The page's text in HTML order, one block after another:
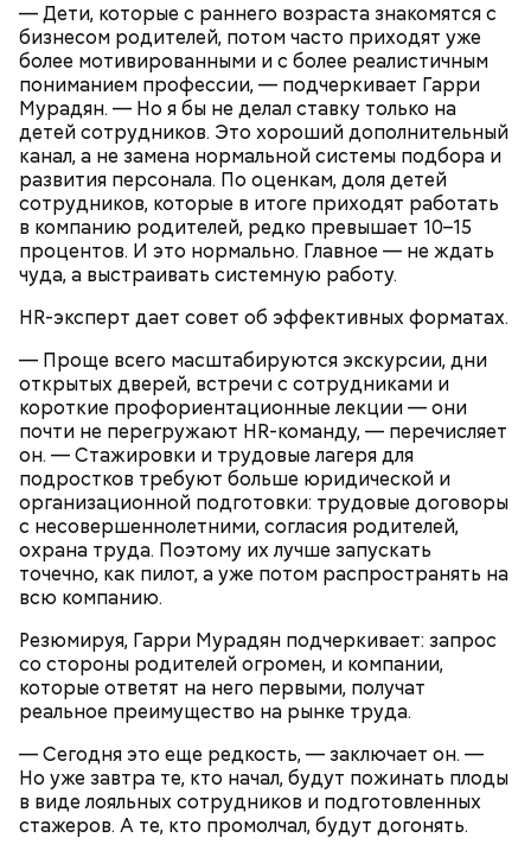
— Дети, которые с раннего возраста знакомятся с
бизнесом родителей, потом часто приходят уже
более мотивированными и с более реалистичным
пониманием профессии, — подчеркивает Гарри
Мурадян. — Но я бы не делал ставку только на
детей сотрудников. Это хороший дополнительный
канал, а не замена нормальной системы подбора и
развития персонала. По оценкам, доля детей
сотрудников, которые в итоге приходят работать
в компанию родителей, редко превышает 10–15
процентов. И это нормально. Главное — не ждать
чуда, а выстраивать системную работу.
HR-эксперт дает совет об эффективных форматах.
— Проще всего масштабируются экскурсии, дни
открытых дверей, встречи с сотрудниками и
короткие профориентационные лекции — они
почти не перегружают HR-команду, — перечисляет
он. — Стажировки и трудовые лагеря для
подростков требуют больше юридической и
организационной подготовки: трудовые договоры
с несовершеннолетними, согласия родителей,
охрана труда. Поэтому их лучше запускать
точечно, как пилот, а уже потом распространять на
всю компанию.
Резюмируя, Гарри Мурадян подчеркивает: запрос
со стороны родителей огромен, и компании,
которые ответят на него первыми, получат
реальное преимущество на рынке труда.
— Сегодня это еще редкость, — заключает он. —
Но уже завтра те, кто начал, будут пожинать плоды
в виде лояльных сотрудников и подготовленных
стажеров. А те, кто промолчал, будут догонять.
на тонкие слайсы и обжарить его на разогретой
сковороде с оливковым маслом до золотистого
цвета. Далее грудку нарезать на небольшие
кусочки и добавить к маслу с чесноком. После того
— Посолить и поперчить по вкусу за пару минут до
готовности, добавить листья базилика и
перемешать. Затем нарезать помидоры, отправить
их к овощам и через несколько минут снять с огня,
— посоветовал собеседник «ВМ».
порционно и со сметаной в качестве заправки.